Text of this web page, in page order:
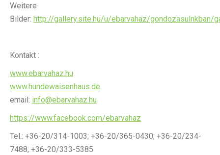
Weitere
Bilder: http://gallery.site.hu/u/ebarvahaz/gondozasulnkban/
Kontakt :
www.ebarvahaz.hu
www.hundewaisenhaus.de
email: info@ebarvahaz.hu
https://www.facebook.com/ebarvahaz
Tel.: +36-20/314-1003; +36-20/365-0430; +36-20/234-
7488; +36-20/333-5385